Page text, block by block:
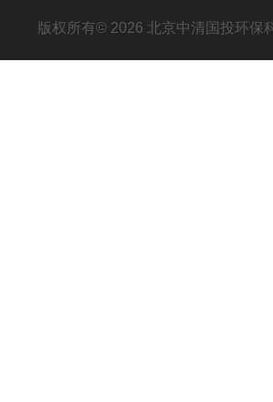
版权所有© 2026 北京中清国投环